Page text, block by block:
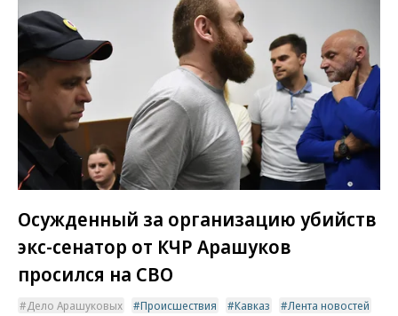
Осужденный за организацию убийств
экс-сенатор от КЧР Арашуков
просился на СВО
Дело Арашуковых Происшествия Кавказ Лента новостей